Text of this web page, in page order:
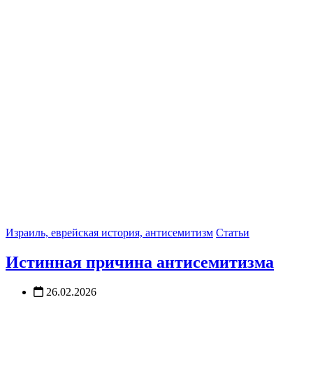
Израиль, еврейская история, антисемитизм Статьи
Истинная причина антисемитизма
26.02.2026